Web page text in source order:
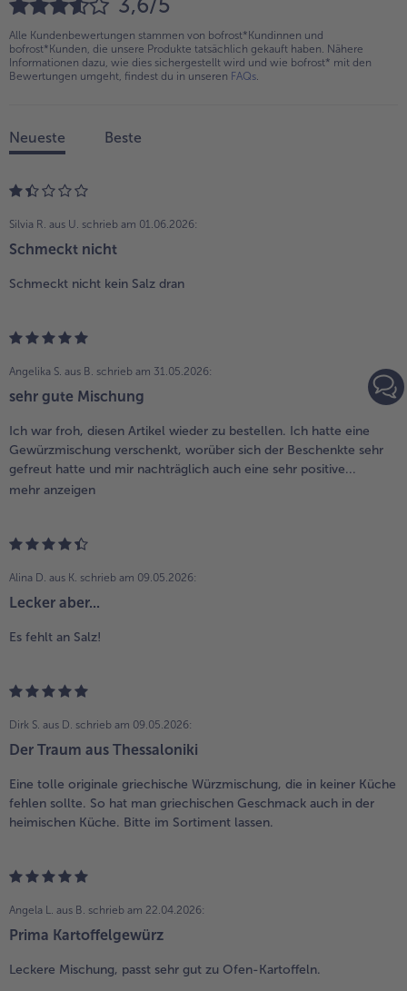
Alle Kundenbewertungen stammen von bofrost*Kundinnen und
bofrost*Kunden, die unsere Produkte tatsächlich gekauft haben. Nähere
Informationen dazu, wie dies sichergestellt wird und wie bofrost* mit den
Bewertungen umgeht, findest du in unseren FAQs
Neueste Beste
Silvia R. aus U. schrieb am 01.06.2026:
Schmeckt nicht
Schmeckt nicht kein Salz dran
Angelika S. aus B. schrieb am 31.05.2026:
sehr gute Mischung
Ich war froh, diesen Artikel wieder zu bestellen. Ich hatte eine
Gewürzmischung verschenkt, worüber sich der Beschenkte sehr
gefreut hatte und mir nachträglich auch eine sehr positive...
mehr anzeigen
Alina D. aus K. schrieb am 09.05.2026:
Lecker aber...
Es fehlt an Salz!
Dirk S. aus D. schrieb am 09.05.2026:
Der Traum aus Thessaloniki
Eine tolle originale griechische Würzmischung, die in keiner Küche
fehlen sollte. So hat man griechischen Geschmack auch in der
heimischen Küche. Bitte im Sortiment lassen.
Angela L. aus B. schrieb am 22.04.2026:
Prima Kartoffelgewürz
Leckere Mischung, passt sehr gut zu Ofen-Kartoffeln.